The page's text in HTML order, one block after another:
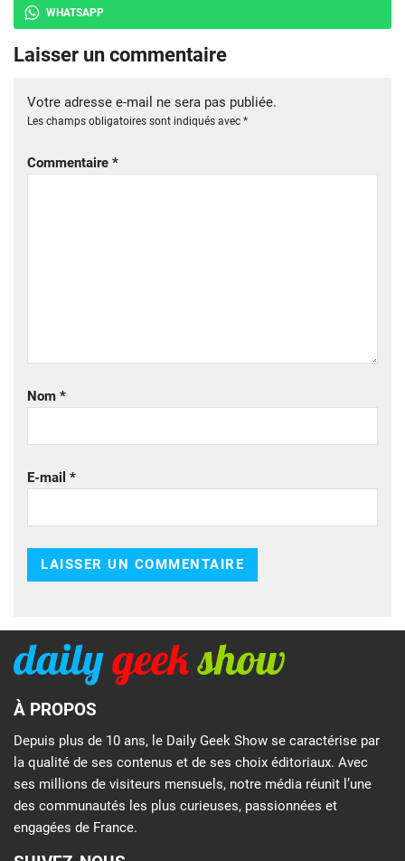
WHATSAPP
Laisser un commentaire
Votre adresse e-mail ne sera pas publiée.
Les champs obligatoires sont indiqués avec *
Commentaire *
Nom *
E-mail *
À PROPOS
Depuis plus de 10 ans, le Daily Geek Show se caractérise par
la qualité de ses contenus et de ses choix éditoriaux. Avec
ses millions de visiteurs mensuels, notre média réunit l’une
des communautés les plus curieuses, passionnées et
engagées de France.